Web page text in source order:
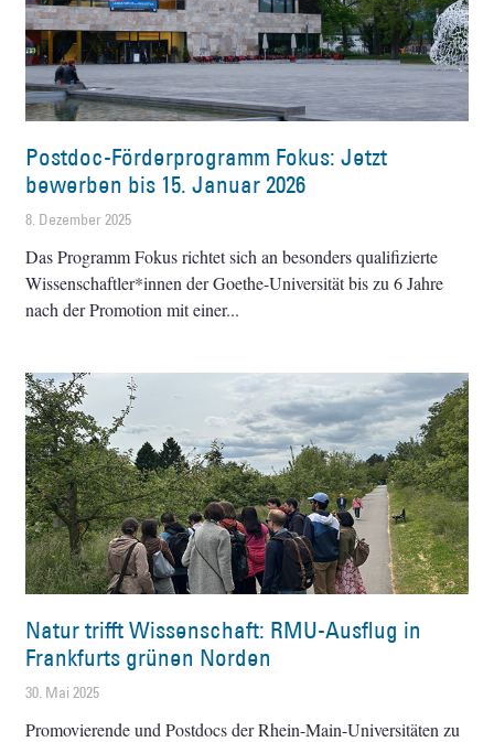
Postdoc-Förderprogramm Fokus: Jetzt
bewerben bis 15. Januar 2026
8. Dezember 2025
Das Programm Fokus richtet sich an besonders qualifizierte
Wissenschaftler*innen der Goethe-Universität bis zu 6 Jahre
nach der Promotion mit einer
Natur trifft Wissenschaft: RMU-Ausflug in
Frankfurts grünen Norden
30. Mai 2025
Promovierende und Postdocs der Rhein-Main-Universitäten zu